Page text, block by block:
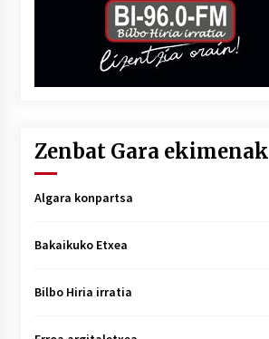
Zenbat Gara ekimenak
Algara konpartsa
Bakaikuko Etxea
Bilbo Hiria irratia